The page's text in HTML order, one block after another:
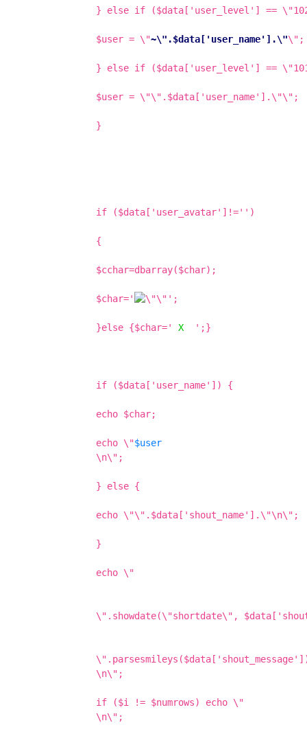
} else if ($data['user_level'] ==
$user = \"~\".$data['user_name'].\"\";
} else if ($data['user_level'] ==
$user = \"\".$data['user_name'].\"\";
}
if ($data['user_avatar']!='')
{
$cchar=dbarray($char);
$char=' ';
}else {$char=' X ';}
if ($data['user_name']) {
echo $char;
echo \"$user
\n\";
} else {
echo \"\".$data['shout_name'].\"\n\";
}
echo \"
\".showdate(\"shortdate\",
\n\";
if ($i != $numrows) echo \"
\n\";